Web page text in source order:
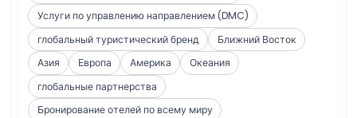
Услуги по управлению направлением (DMC)
глобальный туристический бренд
Ближний Восток
Азия
Европа Америка
Океания
глобальные партнерства
Бронирование отелей по всему миру